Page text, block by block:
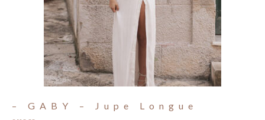
– GABY – Jupe Longue